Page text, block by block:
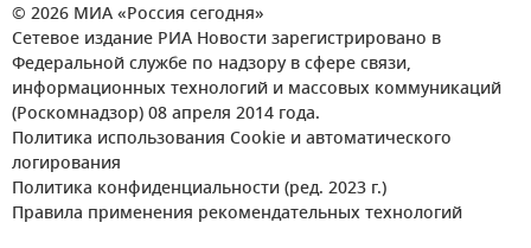
© 2026 МИА «Россия сегодня»
Сетевое издание РИА Новости зарегистрировано в
Федеральной службе по надзору в сфере связи,
информационных технологий и массовых коммуникаций
(Роскомнадзор) 08 апреля 2014 года.
Политика использования Cookie и автоматического
логирования
Политика конфиденциальности (ред. 2023 г.)
Правила применения рекомендательных технологий